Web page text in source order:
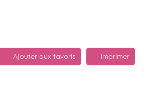
Ajouter aux favoris Imprimer